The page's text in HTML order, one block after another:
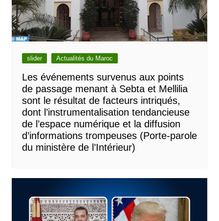
slider Actualités du Maroc
Les événements survenus aux points
de passage menant à Sebta et Mellilia
sont le résultat de facteurs intriqués,
dont l’instrumentalisation tendancieuse
de l’espace numérique et la diffusion
d’informations trompeuses (Porte-parole
du ministère de l’Intérieur)